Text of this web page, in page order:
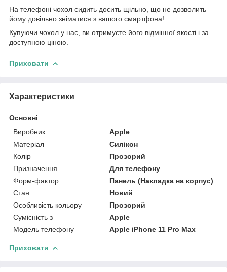
На телефоні чохол сидить досить щільно, що не дозволить
йому довільно зніматися з вашого смартфона!
Купуючи чохол у нас, ви отримуєте його відмінної якості і за
доступною ціною.
Приховати
Характеристики
Основні
Виробник
Apple
Матеріал
Силікон
Колір
Прозорий
Призначення
Для телефону
Форм-фактор
Панель (Накладка на корпус)
Стан
Новий
Особливість кольору
Прозорий
Сумісність з
Apple
Модель телефону
Apple iPhone 11 Pro Max
Приховати